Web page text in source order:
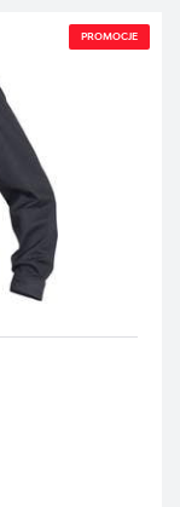
PROMOCJE